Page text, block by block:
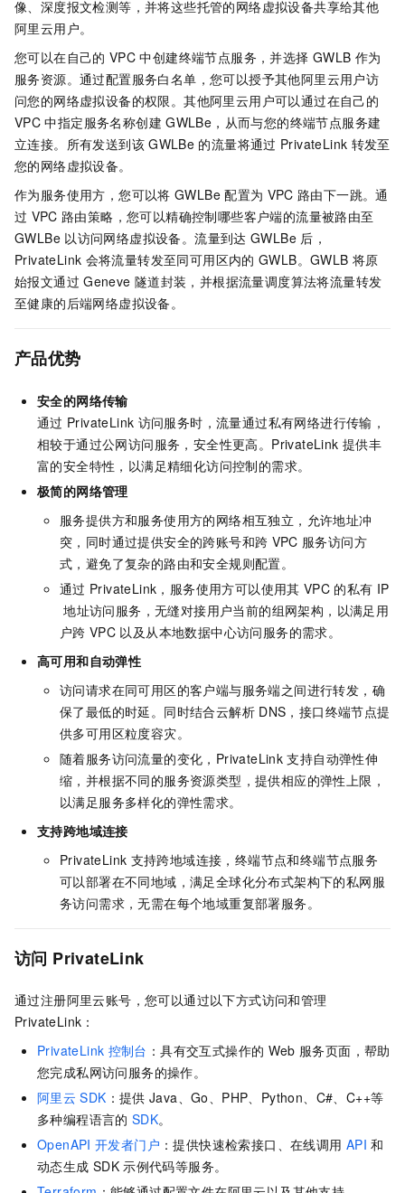
像、深度报文检测等，并将这些托管的网络虚拟设备共享给其他
阿里云用户。
您可以在自己的 VPC 中创建终端节点服务，并选择 GWLB 作为
服务资源。通过配置服务白名单，您可以授予其他阿里云用户访
问您的网络虚拟设备的权限。其他阿里云用户可以通过在自己的
VPC 中指定服务名称创建 GWLBe，从而与您的终端节点服务建
立连接。所有发送到该 GWLBe 的流量将通过 PrivateLink 转发至
您的网络虚拟设备。
作为服务使用方，您可以将 GWLBe 配置为 VPC 路由下一跳。通
过 VPC 路由策略，您可以精确控制哪些客户端的流量被路由至
GWLBe 以访问网络虚拟设备。流量到达 GWLBe 后，
PrivateLink 会将流量转发至同可用区内的 GWLB。GWLB 将原
始报文通过 Geneve 隧道封装，并根据流量调度算法将流量转发
至健康的后端网络虚拟设备。
产品优势
安全的网络传输
通过 PrivateLink 访问服务时，流量通过私有网络进行传输，
相较于通过公网访问服务，安全性更高。PrivateLink 提供丰
富的安全特性，以满足精细化访问控制的需求。
极简的网络管理
服务提供方和服务使用方的网络相互独立，允许地址冲
突，同时通过提供安全的跨账号和跨 VPC 服务访问方
式，避免了复杂的路由和安全规则配置。
通过 PrivateLink，服务使用方可以使用其 VPC 的私有 IP
地址访问服务，无缝对接用户当前的组网架构，以满足用
户跨 VPC 以及从本地数据中心访问服务的需求。
高可用和自动弹性
访问请求在同可用区的客户端与服务端之间进行转发，确
保了最低的时延。同时结合云解析 DNS，接口终端节点提
供多可用区粒度容灾。
随着服务访问流量的变化，PrivateLink 支持自动弹性伸
缩，并根据不同的服务资源类型，提供相应的弹性上限，
以满足服务多样化的弹性需求。
支持跨地域连接
PrivateLink 支持跨地域连接，终端节点和终端节点服务
可以部署在不同地域，满足全球化分布式架构下的私网服
务访问需求，无需在每个地域重复部署服务。
访问 PrivateLink
通过注册阿里云账号，您可以通过以下方式访问和管理
PrivateLink：
PrivateLink 控制台 ：具有交互式操作的 Web 服务页面，帮助
您完成私网访问服务的操作。
阿里云 SDK ：提供 Java、Go、PHP、Python、C#、C++等
多种编程语言的 SDK。
OpenAPI 开发者门户 ：提供快速检索接口、在线调用 API 和
动态生成 SDK 示例代码等服务。